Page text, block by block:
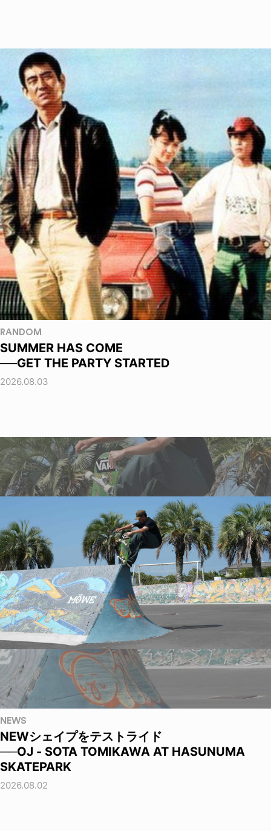
RANDOM
SUMMER HAS COME
──GET THE PARTY STARTED
2026.08.03
NEWS
NEWシェイプをテストライド
──OJ - SOTA TOMIKAWA AT HASUNUMA
SKATEPARK
2026.08.02